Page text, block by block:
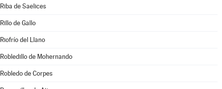
Riba de Saelices
Rillo de Gallo
Riofrío del Llano
Robledillo de Mohernando
Robledo de Corpes